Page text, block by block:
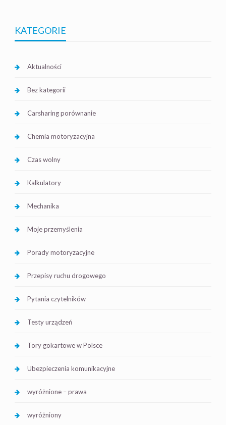
KATEGORIE
Aktualności
Bez kategorii
Carsharing porównanie
Chemia motoryzacyjna
Czas wolny
Kalkulatory
Mechanika
Moje przemyślenia
Porady motoryzacyjne
Przepisy ruchu drogowego
Pytania czytelników
Testy urządzeń
Tory gokartowe w Polsce
Ubezpieczenia komunikacyjne
wyróżnione – prawa
wyróżniony